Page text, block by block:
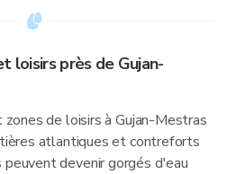
loisirs près de Gujan-
de loisirs à Gujan-Mestras
atlantiques et contreforts
devenir gorgés d'eau